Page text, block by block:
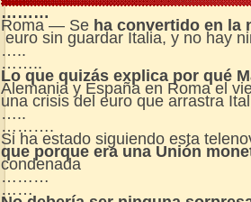
………
Roma — Se ha convertido en la
euro sin guardar Italia, y no hay
…..
……..
Lo que quizás explica por qué
Alemania y España en Roma el
una crisis del euro que arrastra
…..
……….
Si ha estado siguiendo esta
que porque era una Unión
condenada
………
……